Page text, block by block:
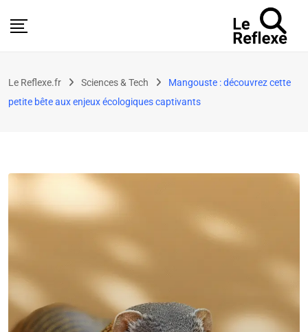
Le Reflexe.fr Sciences & Tech
Mangouste : découvrez cette
petite bête aux enjeux écologiques captivants